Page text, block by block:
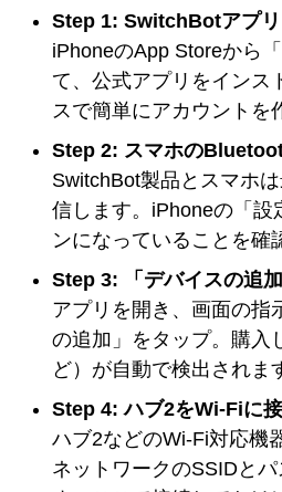
Step 1: SwitchBotアプ
iPhoneのApp Storeから
て、公式アプリをインス
スで簡単にアカウントを
Step 2: スマホの
SwitchBot製品とスマホ
信します。iPhoneの「設
ンになっていることを確
Step 3: 「デバイスの追
アプリを開き、画面の指
の追加」をタップ。購入
ど）が自動で検出されま
Step 4: ハブ2をWi-Fiに
ハブ2などのWi-Fi対応機
ネットワークのSSIDと